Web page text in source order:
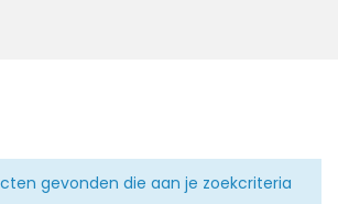
gevonden die aan je zoekcriteria